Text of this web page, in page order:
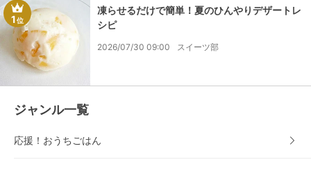
1位
凍らせるだけで簡単！夏のひんやりデザートレ
シピ
2026/07/30 09:00 スイーツ部
ジャンル一覧
応援！おうちごはん